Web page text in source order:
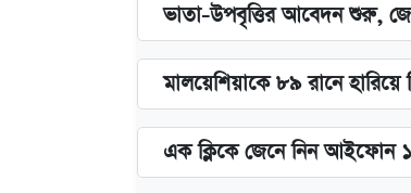
ভাতা-উপবৃত্তির আবেদন শুরু,
মালয়েশিয়াকে ৮৯ রানে হারিয়ে
এক ক্লিকে জেনে নিন আইফোন